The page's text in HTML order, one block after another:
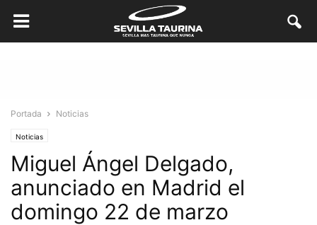
Portada Noticias
Noticias
Miguel Ángel Delgado,
anunciado en Madrid el
domingo 22 de marzo